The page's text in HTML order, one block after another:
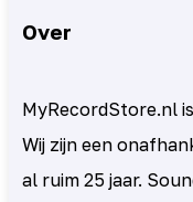
Over
MyRecordStore.nl
Wij zijn een
al ruim 25 jaar.